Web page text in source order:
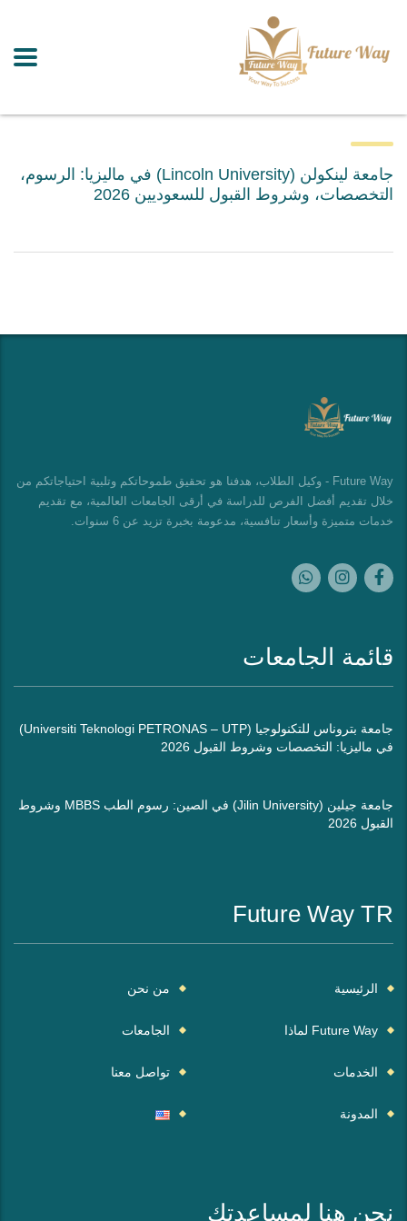
جامعة لينكولن (Lincoln University) في ماليزيا: الرسوم،
التخصصات، وشروط القبول للسعوديين 2026
Future Way - وكيل الطلاب، هدفنا هو تحقيق طموحاتكم وتلبية احتياجاتكم من
خلال تقديم أفضل الفرص للدراسة في أرقى الجامعات العالمية، مع تقديم
خدمات متميزة وأسعار تنافسية، مدعومة بخبرة تزيد عن 6 سنوات.
قائمة الجامعات
جامعة بتروناس للتكنولوجيا (Universiti Teknologi PETRONAS – UTP)
في ماليزيا: التخصصات وشروط القبول 2026
جامعة جيلين (Jilin University) في الصين: رسوم الطب MBBS وشروط
القبول 2026
Future Way TR
الرئيسية من نحن
Future Way لماذا الجامعات
الخدمات تواصل معنا
المدونة
نحن هنا لمساعدتك